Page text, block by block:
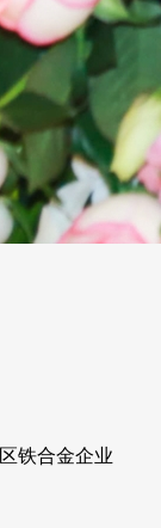
铁合金企业